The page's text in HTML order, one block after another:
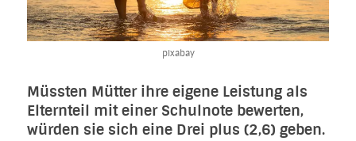
pixabay
Müssten Mütter ihre eigene Leistung als
Elternteil mit einer Schulnote bewerten,
würden sie sich eine Drei plus (2,6) geben.